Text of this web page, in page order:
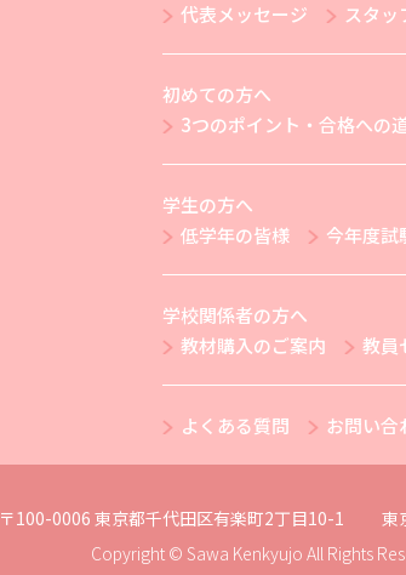
代表メッセージ
スタッ
初めての方へ
3つのポイント・合格への
学生の方へ
低学年の皆様
今年度試
学校関係者の方へ
教材購入のご案内
教員
よくある質問 お問い合
〒100-0006 東京都千代田区有楽町2丁目10-1
東
Copyright © Sawa Kenkyujo All Rights